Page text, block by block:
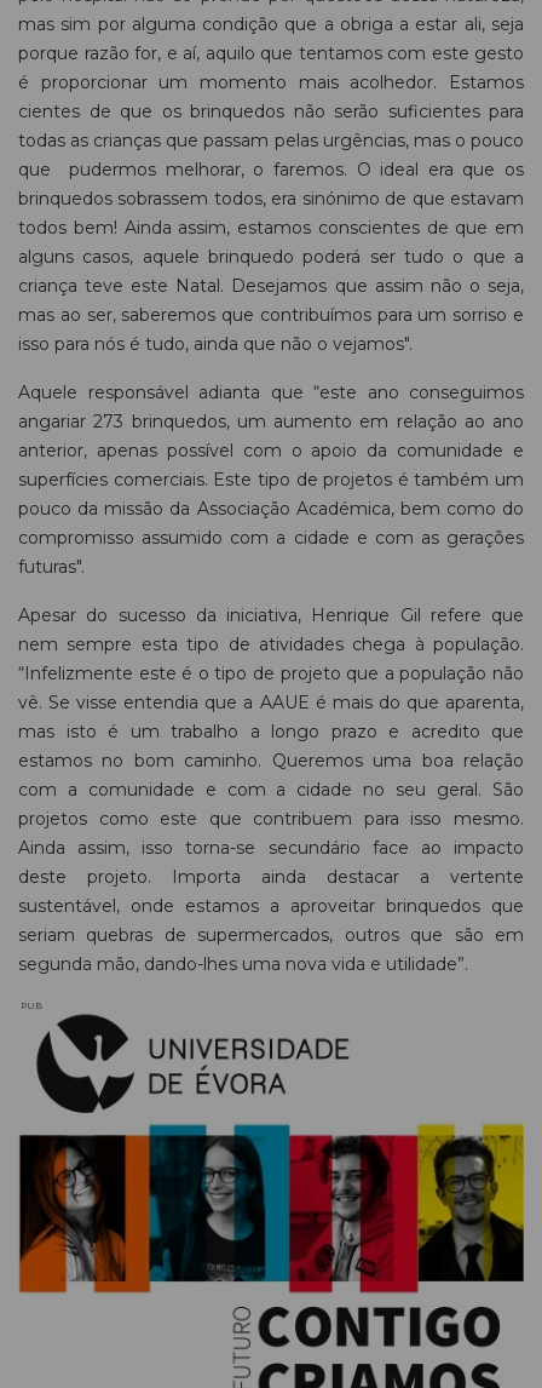
mas sim por alguma condição que a obriga a estar ali, seja
porque razão for, e aí, aquilo que tentamos com este gesto
é proporcionar um momento mais acolhedor. Estamos
cientes de que os brinquedos não serão suficientes para
todas as crianças que passam pelas urgências, mas o pouco
que pudermos melhorar, o faremos. O ideal era que os
brinquedos sobrassem todos, era sinónimo de que estavam
todos bem! Ainda assim, estamos conscientes de que em
alguns casos, aquele brinquedo poderá ser tudo o que a
criança teve este Natal. Desejamos que assim não o seja,
mas ao ser, saberemos que contribuímos para um sorriso e
isso para nós é tudo, ainda que não o vejamos".
Aquele responsável adianta que “este ano conseguimos
angariar 273 brinquedos, um aumento em relação ao ano
anterior, apenas possível com o apoio da comunidade e
superfícies comerciais. Este tipo de projetos é também um
pouco da missão da Associação Académica, bem como do
compromisso assumido com a cidade e com as gerações
futuras".
Apesar do sucesso da iniciativa, Henrique Gil refere que
nem sempre esta tipo de atividades chega à população.
“Infelizmente este é o tipo de projeto que a população não
vê. Se visse entendia que a AAUE é mais do que aparenta,
mas isto é um trabalho a longo prazo e acredito que
estamos no bom caminho. Queremos uma boa relação
com a comunidade e com a cidade no seu geral. São
projetos como este que contribuem para isso mesmo.
Ainda assim, isso torna-se secundário face ao impacto
deste projeto. Importa ainda destacar a vertente
sustentável, onde estamos a aproveitar brinquedos que
seriam quebras de supermercados, outros que são em
segunda mão, dando-lhes uma nova vida e utilidade”.
PUB